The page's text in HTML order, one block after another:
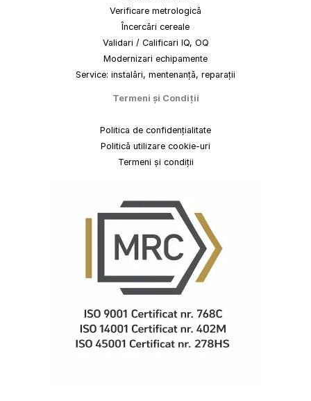
Verificare metrologică
Încercări cereale
Validari / Calificari IQ, OQ
Modernizari echipamente
Service: instalări, mentenanță, reparații
Termeni și Condiții
Politica de confidențialitate
Politică utilizare cookie-uri
Termeni și condiții